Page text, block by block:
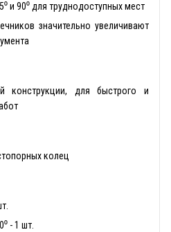
и 90⁰ для труднодоступных мест
значительно увеличивают
конструкции, для быстрого и
колец
- 1 шт.